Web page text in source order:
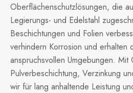
Oberflächenschutzlösungen, die
Legierungs- und Edelstahl
Beschichtungen und Folien
verhindern Korrosion und erhalten
anspruchsvollen Umgebungen. Mit
Pulverbeschichtung, Verzinkung
wir für lang anhaltende Leistung